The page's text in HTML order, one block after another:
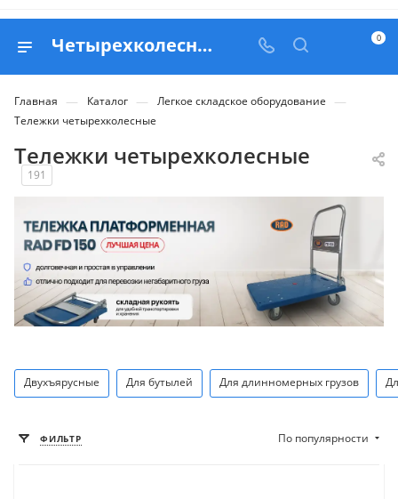
Четырехколесные тележки для перевозки грузов - купить в Москве с доставкой по РФ 0
Главная — Каталог — Легкое складское оборудование —
Тележки четырехколесные
Тележки четырехколесные
191
Двухъярусные Для бутылей Для длинномерных грузов
ФИЛЬТР По популярности